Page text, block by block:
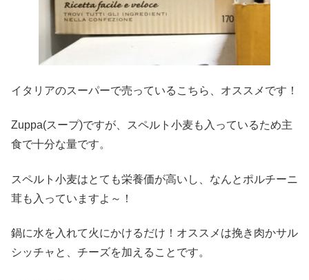
イタリアのスーパーで売っているこちら、オススメです！
Zuppa(スープ)ですが、スペルト小麦も入っているため主
食で十分な量です。
スペルト小麦はとても栄養価が高いし、なんとポルチーニ
茸も入っていますよ～！
鍋に水を入れて火にかけるだけ！オススメは挽き肉かサル
シッチャと、チーズを加えることです。